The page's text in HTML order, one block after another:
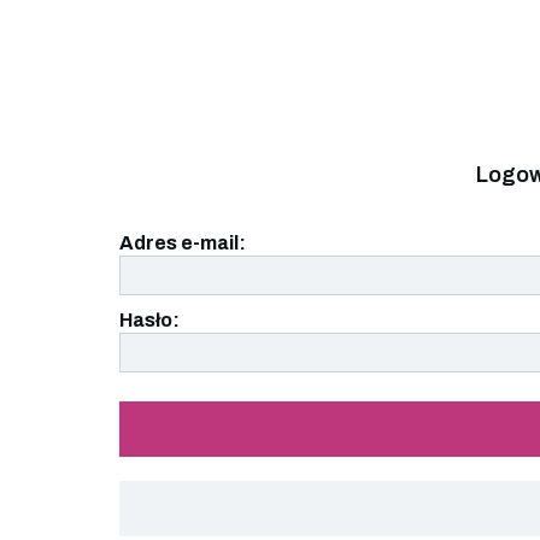
Adres e-mail:
Hasło: